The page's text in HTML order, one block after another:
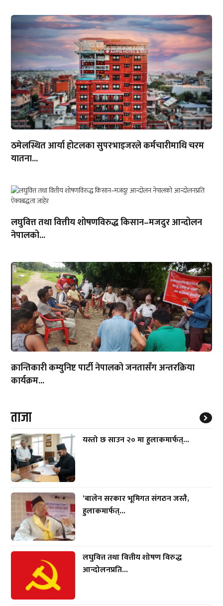
ठमेलस्थित आर्या होटलका सुपरभाइजरले कर्मचारीमाथि चरम
यातना...
लघुवित्त तथा वित्तीय शोषणविरुद्ध किसान–मजदुर आन्दोलन
नेपालको...
क्रान्तिकारी कम्युनिष्ट पार्टी नेपालको जनतासँग अन्तरक्रिया
कार्यक्रम...
ताजा
यस्तो छ साउन २० मा हुलाकमार्फत्...
‘बालेन सरकार भूमिगत संगठन जस्तै,
हुलाकमार्फत्...
लघुवित्त तथा वित्तीय शोषण विरुद्ध
आन्दोलनप्रति...